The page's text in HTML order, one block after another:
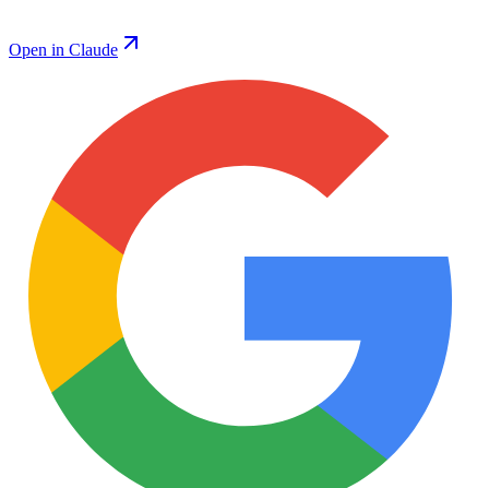
Open in Claude